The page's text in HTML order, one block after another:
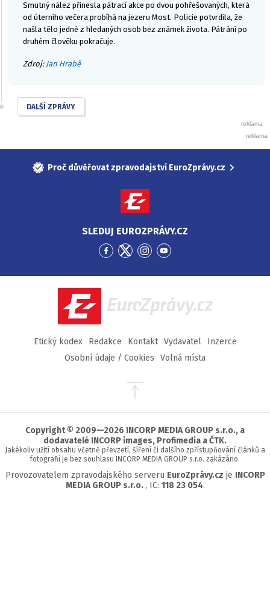
Smutný nález přinesla pátrací akce po dvou pohřešovaných, která
od úterního večera probíhá na jezeru Most. Policie potvrdila, že
našla tělo jedné z hledaných osob bez známek života. Pátrání po
druhém člověku pokračuje.
Zdroj: Jan Hrabě
DALŠÍ ZPRÁVY
Proč důvěřovat zpravodajství EuroZprávy.cz
SLEDUJ EUROZPRÁVY.CZ
Přejít
Facebook
Přejít
Twitter
Přejít
Instagram
Přejít
YouTube
EuroZprávy.cz
Etický kodex Redakce Kontakt Vydavatel
Inzerce
Osobní údaje / Cookies
Volná místa
Přejít
stránky
Copyright © 2009—2026 INCORP MEDIA GROUP s.r.o., a
dodavatelé INCORP images, Profimedia a ČTK.
Jakékoliv užití obsahu včetně převzetí, šíření či dalšího zpřístupňování článků a
fotografií je bez souhlasu INCORP MEDIA GROUP s.r.o. zakázáno.
Provozovatelem zpravodajského serveru EuroZprávy.cz je INCORP
MEDIA GROUP s.r.o. , IC: 118 23 054.